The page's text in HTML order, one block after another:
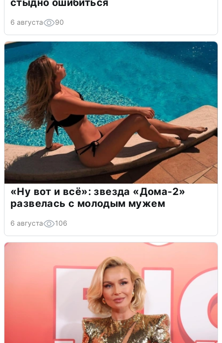
6 августа 90
«Ну вот и всё»: звезда «Дома-2»
развелась с молодым мужем
6 августа 106